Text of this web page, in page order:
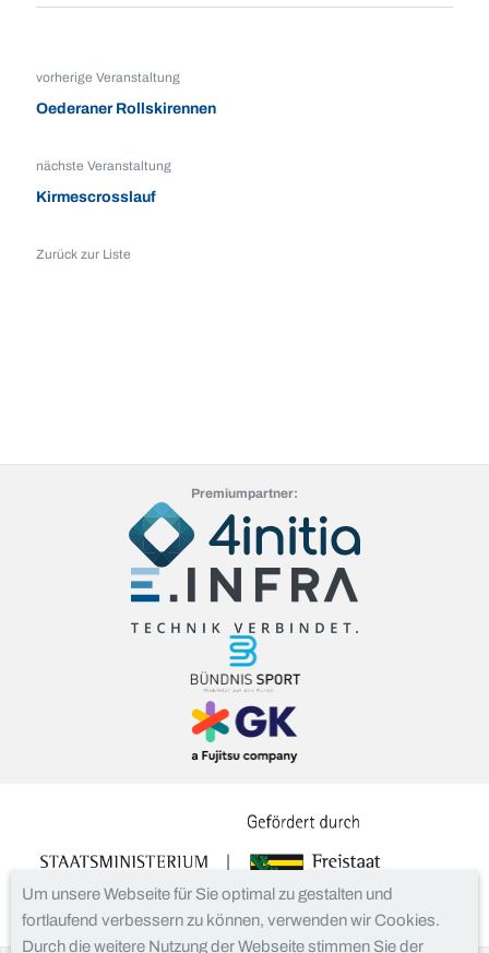
vorherige Veranstaltung
Oederaner Rollskirennen
nächste Veranstaltung
Kirmescrosslauf
Zurück zur Liste
Premiumpartner:
Um unsere Webseite für Sie optimal zu gestalten und
fortlaufend verbessern zu können, verwenden wir Cookies.
Durch die weitere Nutzung der Webseite stimmen Sie der